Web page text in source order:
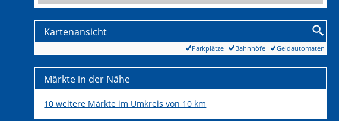
Kartenansicht
Geldautomaten
Bahnhöfe
Parkplätze
Märkte in der Nähe
10 weitere Märkte im Umkreis von 10 km